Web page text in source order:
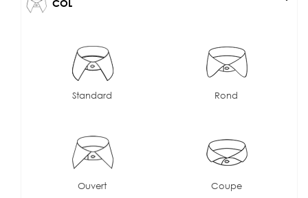
COL
Standard Rond
Ouvert Coupe